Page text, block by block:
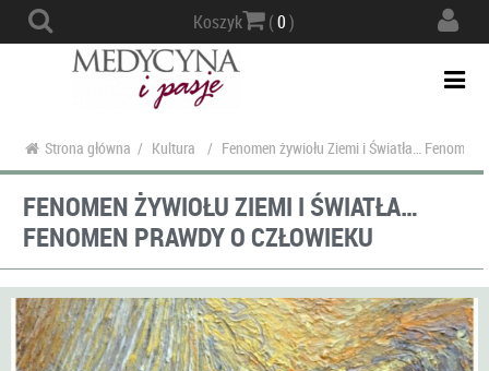
Koszyk (0)
Strona główna / Kultura / Fenomen żywiołu Ziemi i Światła… Fenomen
FENOMEN ŻYWIOŁU ZIEMI I ŚWIATŁA…
FENOMEN PRAWDY O CZŁOWIEKU